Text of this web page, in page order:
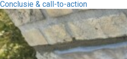
Conclusie & call-to-action